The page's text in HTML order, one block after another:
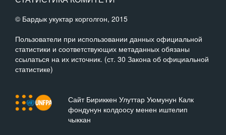
© Бардык укуктар корголгон, 2015
Пользователи при использовании данных официальной
статистики и соответствующих метаданных обязаны
ссылаться на их источник. (ст. 30 Закона об официальной
статистике)
Сайт Бириккен Улуттар Уюмунун Калк
фондунун колдоосу менен иштелип
чыккан